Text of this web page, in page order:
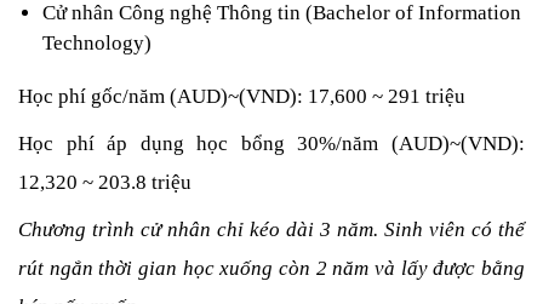
Cử nhân Công nghệ Thông tin (Bachelor of Information
Technology)
Học phí gốc/năm (AUD)~(VND): 17,600 ~ 291 triệu
Học phí áp dụng học bổng 30%/năm (AUD)~(VND):
12,320 ~ 203.8 triệu
Chương trình cử nhân chỉ kéo dài 3 năm. Sinh viên có thể
rút ngắn thời gian học xuống còn 2 năm và lấy được bằng